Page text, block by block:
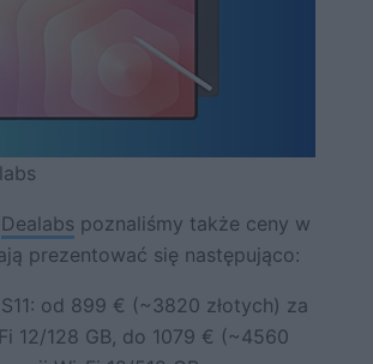
Dealabs poznaliśmy także ceny w
prezentować się następująco:
od 899 € (~3820 złotych) za
12/128 GB, do 1079 € (~4560